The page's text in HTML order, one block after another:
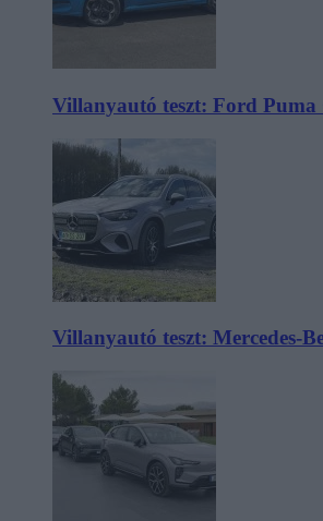
Villanyautó teszt: Ford Puma
Villanyautó teszt: Mercedes-